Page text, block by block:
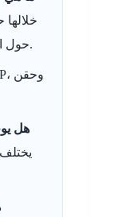
حول الأنسجة المصابة حسب التشخيص.
هل